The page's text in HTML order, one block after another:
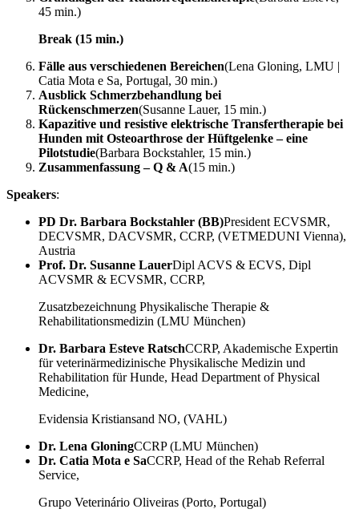
45 min.)
Break (15 min.)
Fälle aus verschiedenen Bereichen(Lena Gloning, LMU |
Catia Mota e Sa, Portugal, 30 min.)
Ausblick Schmerzbehandlung bei
Rückenschmerzen(Susanne Lauer, 15 min.)
Kapazitive und resistive elektrische Transfertherapie bei
Hunden mit Osteoarthrose der Hüftgelenke – eine
Pilotstudie(Barbara Bockstahler, 15 min.)
Zusammenfassung – Q & A(15 min.)
Speakers:
PD Dr. Barbara Bockstahler (BB)President ECVSMR,
DECVSMR, DACVSMR, CCRP, (VETMEDUNI Vienna),
Austria
Prof. Dr. Susanne LauerDipl ACVS & ECVS, Dipl
ACVSMR & ECVSMR, CCRP,
Zusatzbezeichnung Physikalische Therapie &
Rehabilitationsmedizin (LMU München)
Dr. Barbara Esteve RatschCCRP, Akademische Expertin
für veterinärmedizinische Physikalische Medizin und
Rehabilitation für Hunde, Head Department of Physical
Medicine,
Evidensia Kristiansand NO, (VAHL)
Dr. Lena GloningCCRP (LMU München)
Dr. Catia Mota e SaCCRP, Head of the Rehab Referral
Service,
Grupo Veterinário Oliveiras (Porto, Portugal)